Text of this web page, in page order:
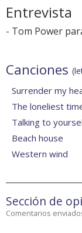
Entrevista
- Tom Power
Canciones
Surrender my
The loneliest
Talking to
Beach house
Western wind
Sección de
Comentarios